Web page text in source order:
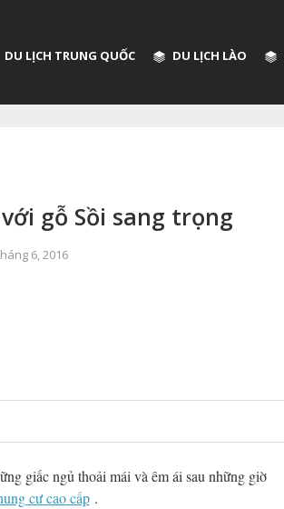
DU LỊCH TRUNG QUỐC DU LỊCH LÀO
gỗ Sồi sang trọng
6, 2016
giấc ngủ thoải mái và êm ái sau những giờ
cư cao cấp.